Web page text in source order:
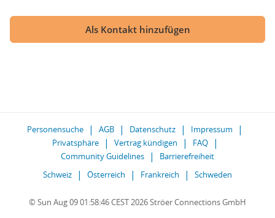
Als Kontakt hinzufügen
Personensuche AGB Datenschutz
Impressum
Privatsphäre
Vertrag kündigen
FAQ
Community Guidelines
Barrierefreiheit
Schweiz
Österreich Frankreich Schweden
© Sun Aug 09 01:58:46 CEST 2026 Ströer Connections GmbH